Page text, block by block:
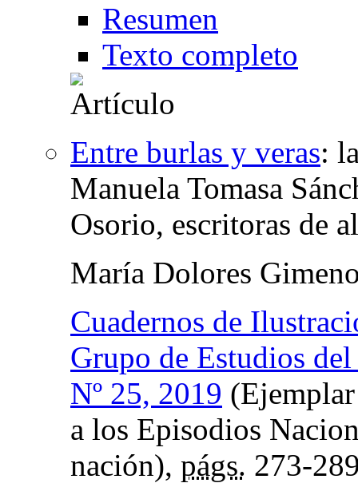
Resumen
Texto completo
Entre burlas y veras:
Manuela Tomasa
Osorio, escritoras de
María Dolores
Cuadernos de
Grupo de Estudios
Nº 25, 2019
a los Episodios
nación), págs. 273-